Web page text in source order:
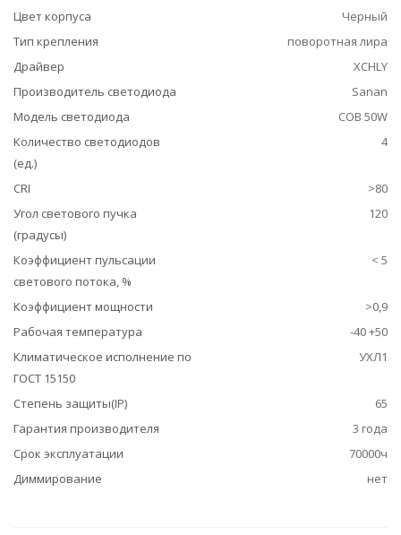
Цвет корпуса
Черный
Тип крепления
поворотная лира
Драйвер
XCHLY
Производитель светодиода
Sanan
Модель светодиода
COB 50W
Количество светодиодов
(ед.)
4
CRI
>80
Угол светового пучка
(градусы)
120
Коэффициент пульсации
светового потока, %
< 5
Коэффициент мощности
>0,9
Рабочая температура
-40 +50
Климатическое исполнение по
ГОСТ 15150
УХЛ1
Степень защиты(IP)
65
Гарантия производителя
3 года
Срок эксплуатации
70000ч
Диммирование
нет